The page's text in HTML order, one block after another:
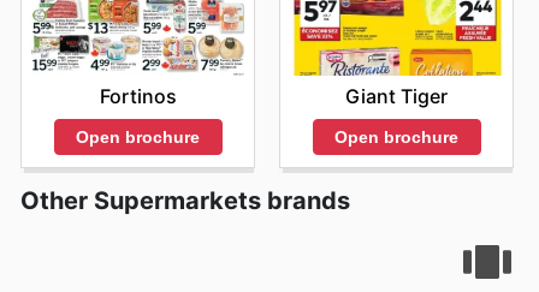
Fortinos
Open brochure
Giant Tiger
Open brochure
Other Supermarkets brands